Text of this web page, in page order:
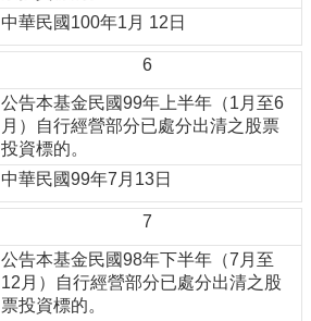
中華民國100年1月 12日
6
公告本基金民國99年上半年（1月至6
月）自行經營部分已處分出清之股票
投資標的。
中華民國99年7月13日
7
公告本基金民國98年下半年（7月至
12月）自行經營部分已處分出清之股
票投資標的。